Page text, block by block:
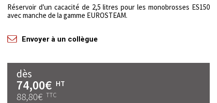
Réservoir d'un cacacité de 2,5 litres pour les monobrosses ES150
avec manche de la gamme EUROSTEAM.
Envoyer à un collègue
dès
74,00€ HT
88,80€ TTC